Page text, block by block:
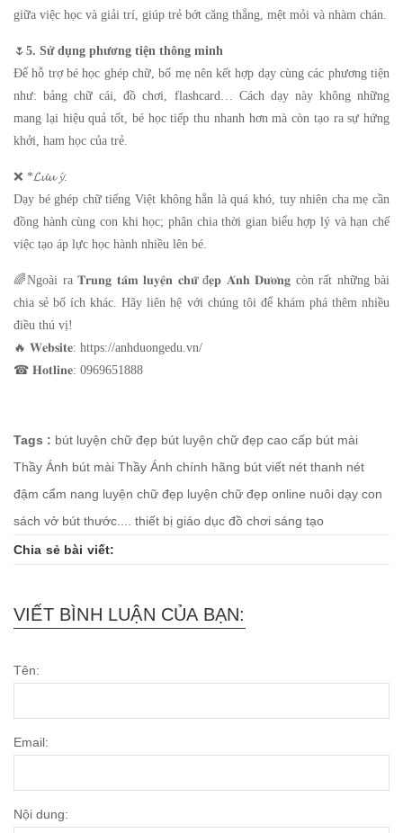
giữa việc học và giải trí, giúp trẻ bớt căng thẳng, mệt mỏi và nhàm chán.
🌷 5. Sử dụng phương tiện thông minh
Để hỗ trợ bé học ghép chữ, bố mẹ nên kết hợp dạy cùng các phương tiện
như: bảng chữ cái, đồ chơi, flashcard… Cách dạy này không những
mang lại hiệu quả tốt, bé học tiếp thu nhanh hơn mà còn tạo ra sự hứng
khởi, ham học của trẻ.
❌ *𝓛𝓾̛𝓾 𝔂́:
Dạy bé ghép chữ tiếng Việt không hẳn là quá khó, tuy nhiên cha mẹ cần
đồng hành cùng con khi học; phân chia thời gian biểu hợp lý và hạn chế
việc tạo áp lực học hành nhiều lên bé.
🌈Ngoài ra 𝐓𝐫𝐮𝐧𝐠 𝐭𝐚̂𝐦 𝐥𝐮𝐲𝐞̣̂𝐧 𝐜𝐡𝐮̛̃ đ𝐞̣𝐩 𝐀́𝐧𝐡 𝐃𝐮̛𝐨̛𝐧𝐠 còn rất những bài
chia sẻ bố ích khác. Hãy liên hệ với chúng tôi để khám phá thêm nhiều
điều thú vị!
🔥 𝐖𝐞𝐛𝐬𝐢𝐭𝐞: https://anhduongedu.vn/
☎ 𝐇𝐨𝐭𝐥𝐢𝐧𝐞: 0969651888
Tags : bút luyện chữ đẹp bút luyện chữ đẹp cao cấp bút mài
Thầy Ánh bút mài Thầy Ánh chính hãng bút viết nét thanh nét
đậm cẩm nang luyện chữ đẹp luyện chữ đẹp online nuôi dạy con
sách vở bút thước.... thiết bị giáo dục đồ chơi sáng tạo
Chia sẻ bài viết:
VIẾT BÌNH LUẬN CỦA BẠN:
Tên:
Email:
Nội dung: